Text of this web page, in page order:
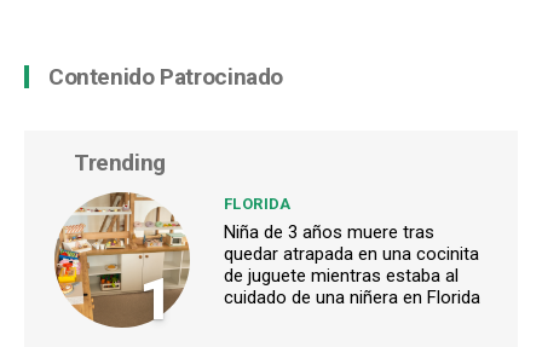
Contenido Patrocinado
Trending
1
FLORIDA
Niña de 3 años muere tras
quedar atrapada en una cocinita
de juguete mientras estaba al
cuidado de una niñera en Florida